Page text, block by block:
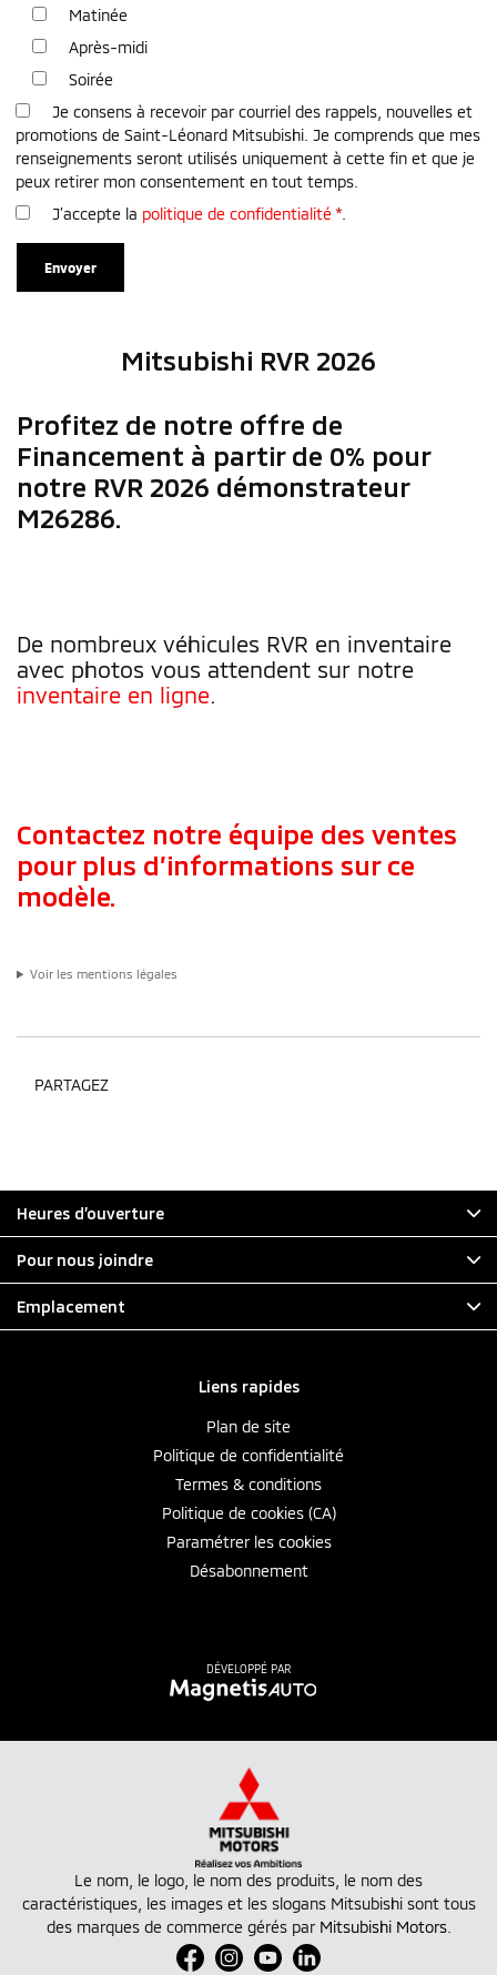
Matinée
Après-midi
Soirée
Je consens à recevoir par courriel des rappels, nouvelles et
promotions de Saint-Léonard Mitsubishi. Je comprends que mes
renseignements seront utilisés uniquement à cette fin et que je
peux retirer mon consentement en tout temps.
J’accepte la politique de confidentialité *
Mitsubishi RVR 2026
Profitez de notre offre de
Financement à partir de 0% pour
notre RVR 2026 démonstrateur
M26286.
De nombreux véhicules RVR en inventaire
avec photos vous attendent sur notre
inventaire en ligne.
Contactez notre équipe des ventes
pour plus d’informations sur ce
modèle.
Voir les mentions légales
PARTAGEZ
Liens rapides
Plan de site
Politique de confidentialité
Termes & conditions
Politique de cookies (CA)
Paramétrer les cookies
Désabonnement
Heures d’ouverture
Pour nous joindre
Emplacement
DÉVELOPPÉ PAR
Le nom, le logo, le nom des produits, le nom des
caractéristiques, les images et les slogans Mitsubishi sont tous
des marques de commerce gérés par Mitsubishi Motors.